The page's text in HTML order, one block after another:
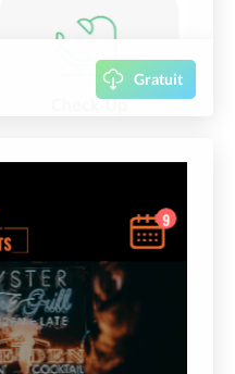
Gratuit